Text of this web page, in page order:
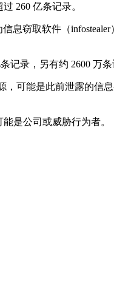
260 亿条记录。
息窃取软件（
录，另有约 2600 万条
，可能是此前泄露的信
是公司或威胁行为者。